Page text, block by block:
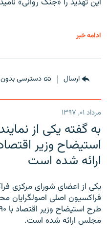
ادامه خبر
ارسال دسترسی
مرداد ۰۱, ۱۳۹۷
به گفته یکی از
استیضاح وزیر
ارائه شده است
یکی از اعضای شورای مرکزی
فراکسیون اصلی
مجلس ارائه شده است.